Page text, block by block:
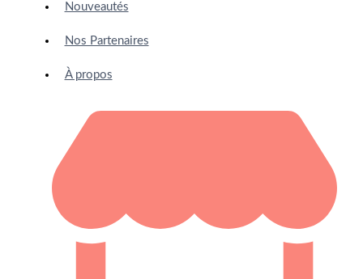
Nouveautés
Nos Partenaires
À propos